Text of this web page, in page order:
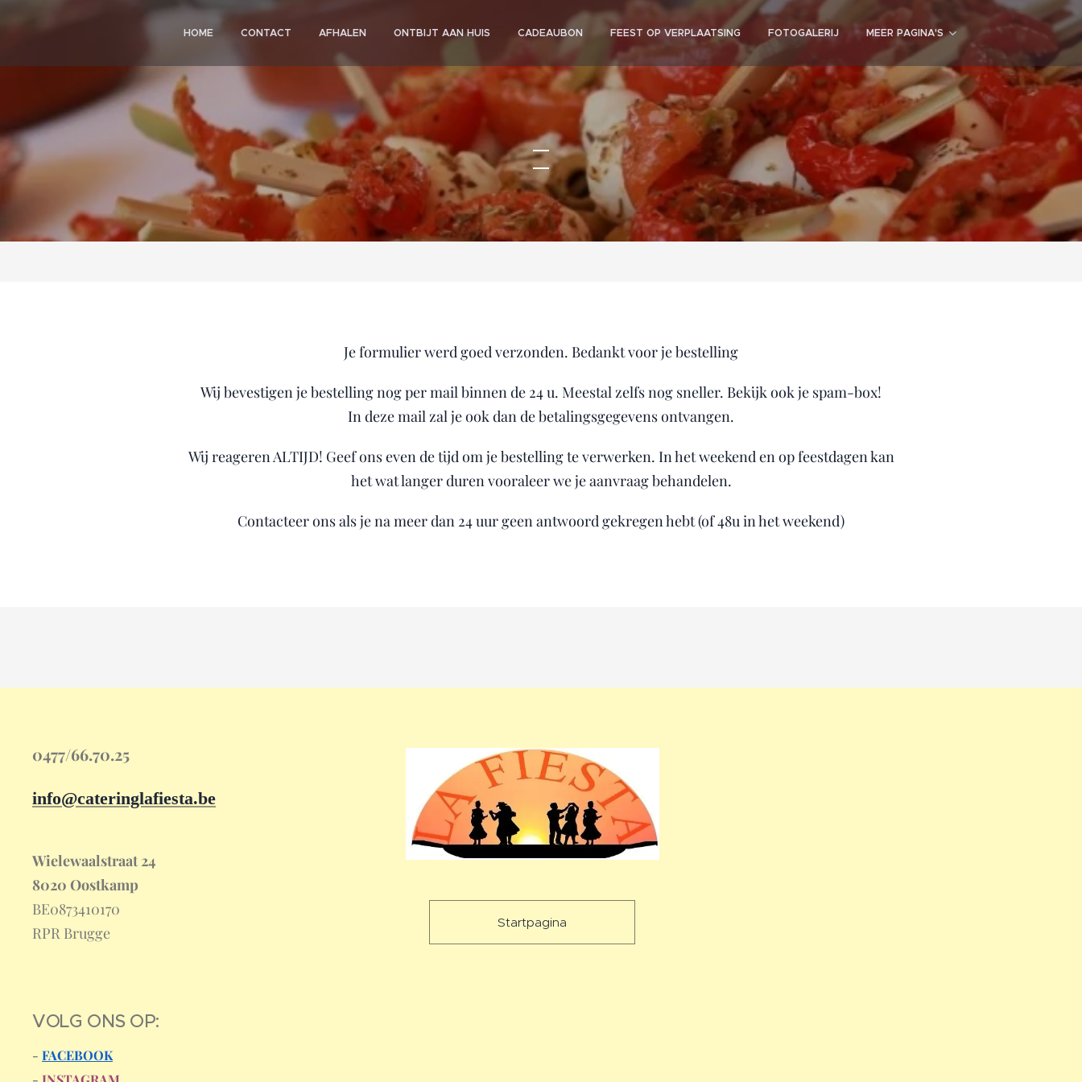
HOME CONTACT AFHALEN ONTBIJT AAN HUIS CADEAUBON FEEST OP VERPLAATSING FOTOGALERIJ MEER PAGINA'S
Je formulier werd goed verzonden. Bedankt voor je bestelling
Wij bevestigen je bestelling nog per mail binnen de 24 u. Meestal zelfs nog sneller. Bekijk ook je spam-box!
In deze mail zal je ook dan de betalingsgegevens ontvangen.
Wij reageren ALTIJD! Geef ons even de tijd om je bestelling te verwerken. In het weekend en op feestdagen kan
het wat langer duren vooraleer we je aanvraag behandelen.
Contacteer ons als je na meer dan 24 uur geen antwoord gekregen hebt (of 48u in het weekend)
0477/66.70.25
info@cateringlafiesta.be
Wielewaalstraat 24
8020 Oostkamp
BE0873410170
RPR Brugge
VOLG ONS OP:
- FACEBOOK
Startpagina